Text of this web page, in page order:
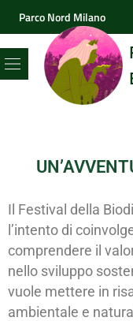
Parco Nord Milano
Menu
Il Festival della
l’intento di
comprendere il
nello sviluppo
vuole mettere in
ambientale e